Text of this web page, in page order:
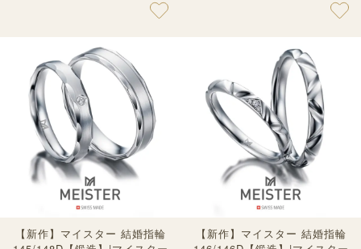
【新作】マイスター 結婚指輪
【新作】マイスター 結婚指輪